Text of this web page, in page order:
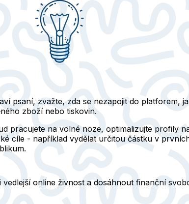
psaní, zvažte, zda se nezapojit do platforem,
zboží nebo tiskovin.
pracujete na volné noze, optimalizujte profily
cíle - například vydělat určitou částku v
online živnost a dosáhnout finanční